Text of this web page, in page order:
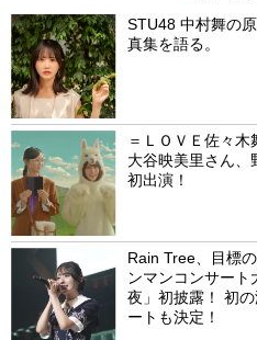
STU48 中村舞の
真集を語る。
＝ＬＯＶＥ佐々木
大谷映美里さん、
初出演！
Rain Tree、目標
ンマンコンサー
夜」初披露！ 初
ートも決定！